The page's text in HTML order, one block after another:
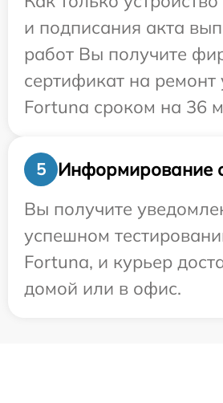
и подписания акта
работ Вы получите
сертификат на ремонт
Fortuna сроком на 36
5
Информирование
Вы получите
успешном
Fortuna, и курьер
домой или в офис.